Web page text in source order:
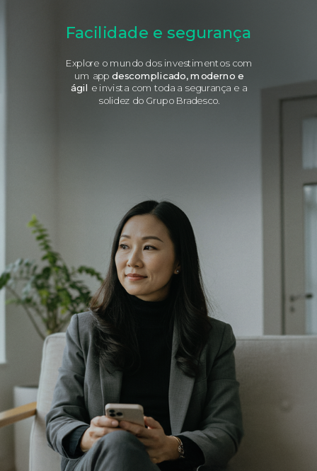
Facilidade e segurança
Explore o mundo dos investimentos com
um app descomplicado, moderno e
ágil
e invista com toda a segurança e a
solidez do Grupo Bradesco.